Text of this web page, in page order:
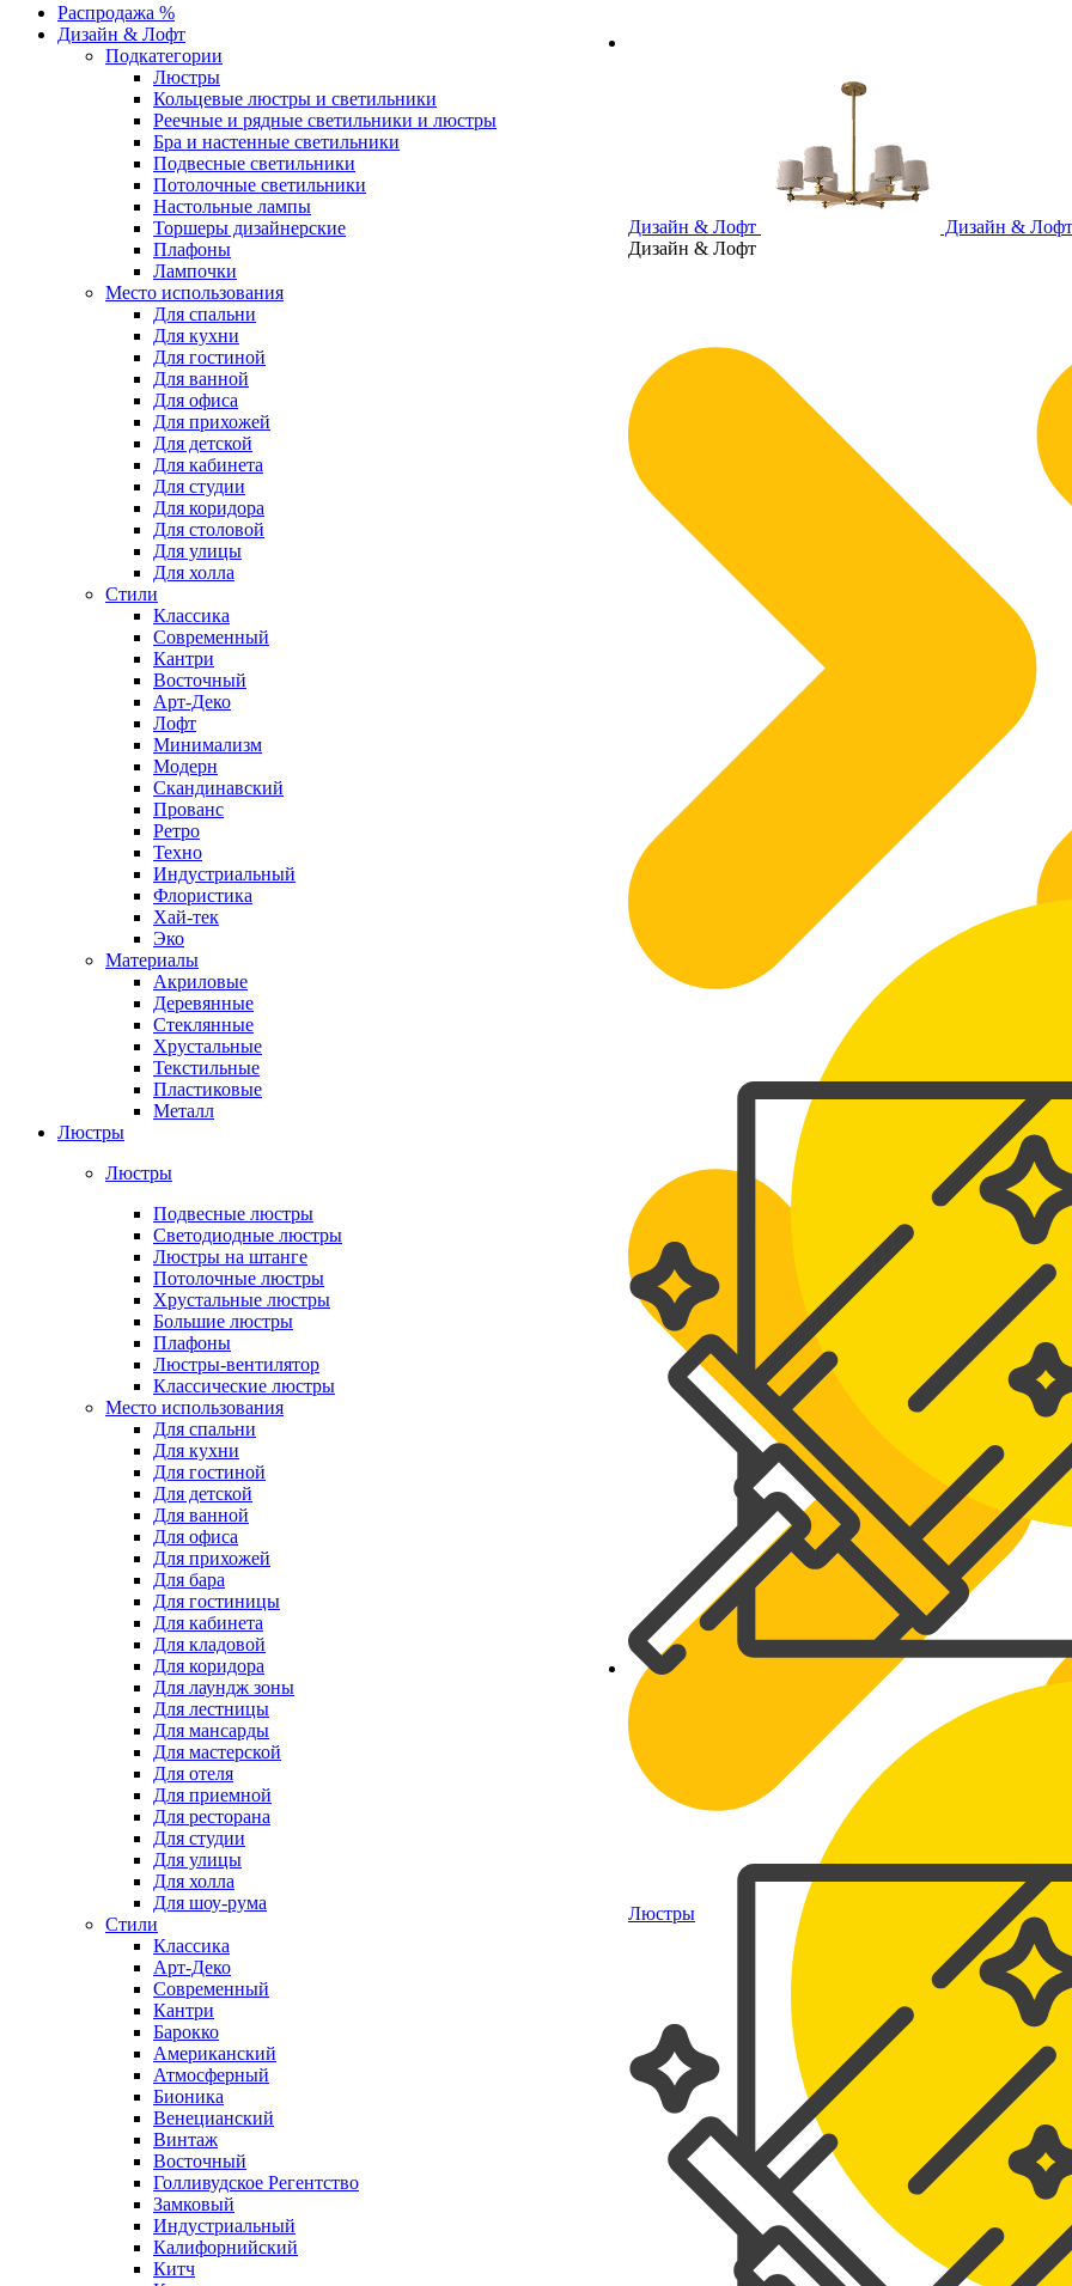
Дизайн & Лофт
Дизайн & Лофт
Дизайн & Лофт
Люстры
Распродажа %
Дизайн & Лофт
Подкатегории
Люстры
Кольцевые люстры и светильники
Реечные и рядные светильники и люстры
Бра и настенные светильники
Подвесные светильники
Потолочные светильники
Настольные лампы
Торшеры дизайнерские
Плафоны
Лампочки
Место использования
Для спальни
Для кухни
Для гостиной
Для ванной
Для офиса
Для прихожей
Для детской
Для кабинета
Для студии
Для коридора
Для столовой
Для улицы
Для холла
Стили
Классика
Современный
Кантри
Восточный
Арт-Деко
Лофт
Минимализм
Модерн
Скандинавский
Прованс
Ретро
Техно
Индустриальный
Флористика
Хай-тек
Эко
Материалы
Акриловые
Деревянные
Стеклянные
Хрустальные
Текстильные
Пластиковые
Металл
Люстры
Люстры
Подвесные люстры
Светодиодные люстры
Люстры на штанге
Потолочные люстры
Хрустальные люстры
Большие люстры
Плафоны
Люстры-вентилятор
Классические люстры
Место использования
Для спальни
Для кухни
Для гостиной
Для детской
Для ванной
Для офиса
Для прихожей
Для бара
Для гостиницы
Для кабинета
Для кладовой
Для коридора
Для лаундж зоны
Для лестницы
Для мансарды
Для мастерской
Для отеля
Для приемной
Для ресторана
Для студии
Для улицы
Для холла
Для шоу-рума
Стили
Классика
Арт-Деко
Современный
Кантри
Барокко
Американский
Атмосферный
Бионика
Венецианский
Винтаж
Восточный
Голливудское Регентство
Замковый
Индустриальный
Калифорнийский
Китч